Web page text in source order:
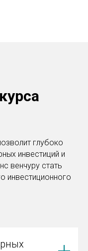
глубоко
инвестиций и
венчуру стать
инвестиционного